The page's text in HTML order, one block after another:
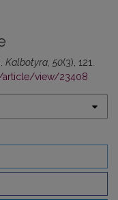
Kalbotyra 50(3), 121.
article/view/23408